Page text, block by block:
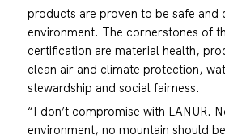
products are proven to be safe and
environment. The cornerstones of
certification are material health,
clean air and climate protection,
stewardship and social fairness.
“I don’t compromise with LANUR.
environment, no mountain should